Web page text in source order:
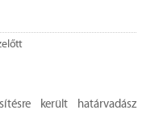
került határvadász